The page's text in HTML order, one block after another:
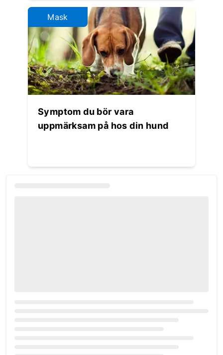
Mask
Symptom du bör vara
uppmärksam på hos din hund